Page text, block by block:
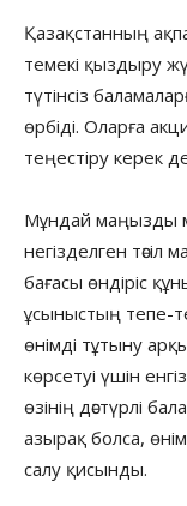
Қазақстанның
темекі қыздыру
түтінсіз
өрбіді. Оларға
теңестіру керек
Мұндай маңызды
негізделген тәсіл
бағасы өндіріс
ұсыныстың тепе-
өнімді тұтыну
көрсетуі үшін
өзінің дәстүрлі
азырақ болса,
салу қисынды.